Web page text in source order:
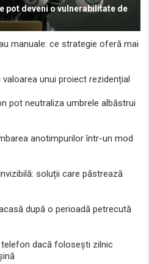
pot deveni o vulnerabilitate de
manuale: ce strategie oferă mai
unui proiect rezidențial
pot neutraliza umbrele albăstrui
anotimpurilor într-un mod
soluții care păstrează
după o perioadă petrecută
dacă folosești zilnic